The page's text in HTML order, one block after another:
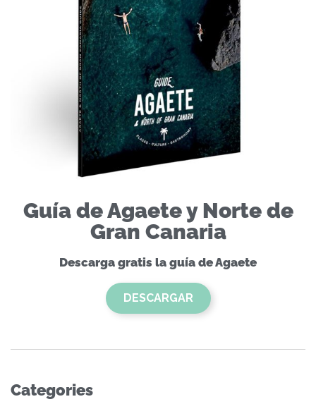
Guía de Agaete y Norte de
Gran Canaria
Descarga gratis la guía de Agaete
DESCARGAR
Categories